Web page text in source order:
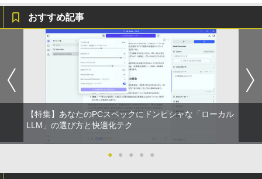
￥13,800
【期間限定破格金額！】新生活 新古品 W
in11搭載 パソコンノートパソコンoffice
付き 初心者向けノートPC 初期設定済 1
5.6型 インテル高速CPU ランダムで発送
メモリ4GB～ 高速SSD1TB 最大 フルHD
Webカメラ zoom 軽量薄型 無線 型番更
新で在庫処分
￥12,980
＼500円OFFクーポンあり！／ モバイル
スプレイ VESA対応 コスパ デュアルモニ
ター サブモニター ゲーミングモニター
ポータブルモニター 外付けモニター リモ
ートワーク IPS mini pc ミニPC 多デバ
イス対応 ブラック
￥9,480
おすすめ記事
【特集】あなたのPCスペックにドンピシャな「ローカル
LLM」の選び方と快適化テク
● ● ● ● ●